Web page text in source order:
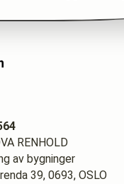
RENHOLD
av bygninger
39, 0693, OSLO